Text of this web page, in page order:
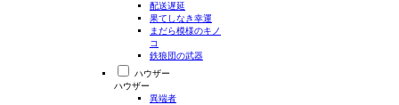
配送遅延
果てしなき幸運
まだら模様のキノ
コ
鉄狼団の武器
ハウザー
ハウザー
異端者